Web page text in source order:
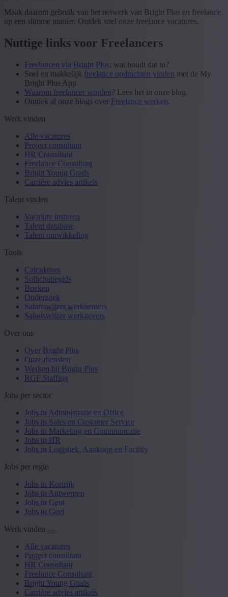
Maak daarom gebruik van het netwerk van Bright Plus en freelance
op een slimme manier. Ontdek snel onze freelance vacatures.
Nuttige links voor Freelancers
Freelancen via Bright Plus: wat houdt dat in?
Snel en makkelijk freelance opdrachten vinden met de My
Bright Plus App
Waarom freelancer worden? Lees het in onze blog.
Ontdek al onze blogs over Freelance werken.
Werk vinden
Alle vacatures
Project consultant
HR Consultant
Freelance Consultant
Bright Young Grads
Carrière advies artikels
Talent vinden
Vacature insturen
Talent database
Talent ontwikkeling
Tools
Calculators
Sollicitatiegids
Boeken
Onderzoek
Salariswijzer werknemers
Salariswijzer werkgevers
Over ons
Over Bright Plus
Onze diensten
Werken bij Bright Plus
RGF Staffing
Jobs per sector
Jobs in Administratie en Office
Jobs in Sales en Customer Service
Jobs in Marketing en Communicatie
Jobs in HR
Jobs in Logistiek, Aankoop en Facility
Jobs per regio
Jobs in Kortrijk
Jobs in Antwerpen
Jobs in Gent
Jobs in Geel
Werk vinden
Alle vacatures
Project consultant
HR Consultant
Freelance Consultant
Bright Young Grads
Carrière advies artikels